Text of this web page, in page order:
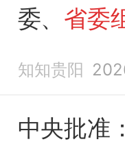
委、 省委
知知贵阳
中央批准